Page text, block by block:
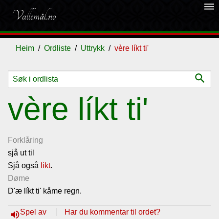
Vallemål.no
dehaze
Heim Ordliste Uttrykk vère líkt ti'
search
vère líkt ti'
Forklåring
sjå ut til
Sjå også likt.
Døme
D'æ líkt ti' kåme regn.
volume_upSpel av Har du kommentar til ordet?
Ordliste
Om
vallemålet
Gjestebok